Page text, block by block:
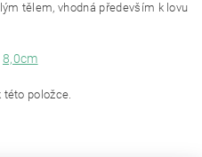
tělem, vhodná především k lovu
8,0cm
této položce.